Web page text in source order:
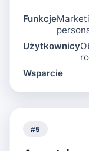
Funkcje
Użytkownicy
Wsparcie
#5